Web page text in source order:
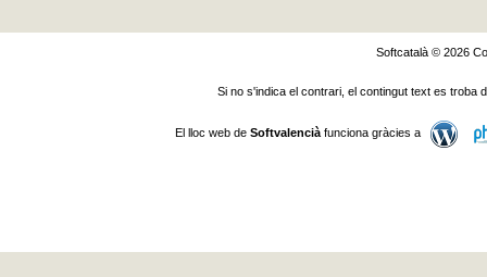
Softcatalà © 2026
Si no s'indica el contrari, el contingut text es troba
El lloc web de Softvalenciàfunciona gràcies a